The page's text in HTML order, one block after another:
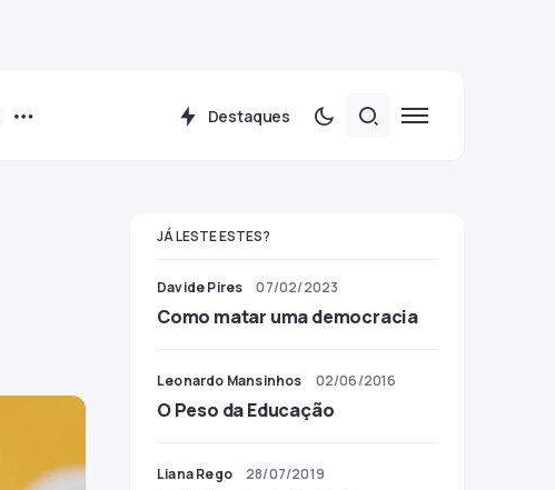
Destaques
JÁ LESTE ESTES?
Davide Pires 07/02/2023
Como matar uma democracia
Leonardo Mansinhos 02/06/2016
O Peso da Educação
Liana Rego 28/07/2019